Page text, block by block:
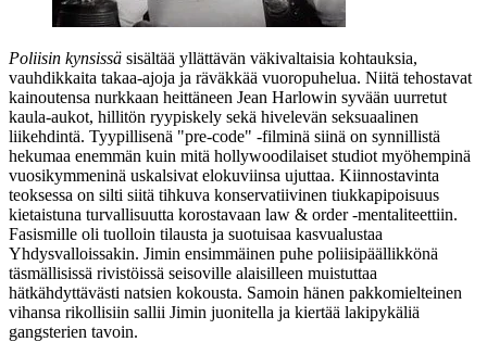
Poliisin kynsissä sisältää yllättävän väkivaltaisia kohtauksia,
vauhdikkaita takaa-ajoja ja räväkkää vuoropuhelua. Niitä tehostavat
kainoutensa nurkkaan heittäneen Jean Harlowin syvään uurretut
kaula-aukot, hillitön ryypiskely sekä hivelevän seksuaalinen
liikehdintä. Tyypillisenä "pre‑code" ‑filminä siinä on synnillistä
hekumaa enemmän kuin mitä hollywoodilaiset studiot myöhempinä
vuosikymmeninä uskalsivat elokuviinsa ujuttaa. Kiinnostavinta
teoksessa on silti siitä tihkuva konservatiivinen tiukkapipoisuus
kietaistuna turvallisuutta korostavaan law & order ‑mentaliteettiin.
Fasismille oli tuolloin tilausta ja suotuisaa kasvualustaa
Yhdysvalloissakin. Jimin ensimmäinen puhe poliisipäällikkönä
täsmällisissä rivistöissä seisoville alaisilleen muistuttaa
hätkähdyttävästi natsien kokousta. Samoin hänen pakkomielteinen
vihansa rikollisiin sallii Jimin juonitella ja kiertää lakipykäliä
gangsterien tavoin.